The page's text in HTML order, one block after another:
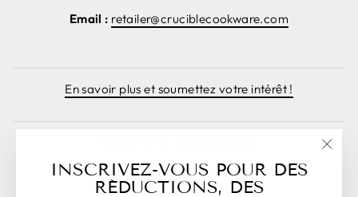
Email : retailer@cruciblecookware.com
En savoir plus et soumettez votre intérêt !
Sign Up as an Affiliate Here!
INSCRIVEZ-VOUS POUR DES
RÉDUCTIONS, DES